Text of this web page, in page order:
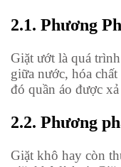
2.1. Phương
Giặt ướt là quá
giữa nước, hóa
đó quần áo được
2.2. Phương
Giặt khô hay còn